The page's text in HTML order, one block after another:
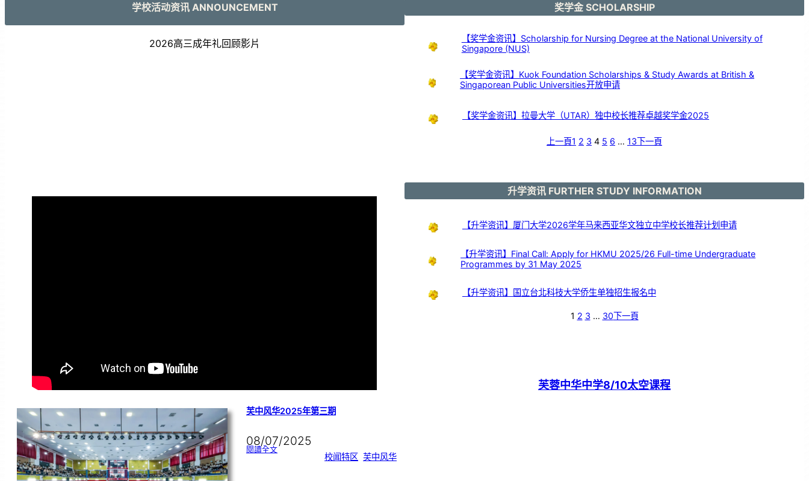
学校活动资讯 ANNOUNCEMENT
2026高三成年礼回顾影片
芙中风华2025年第三期
08/07/2025
閱讀全文:芙 校闻特区 芙中风华
奖学金 SCHOLARSHIP
【奖学金资讯】Scholarship for Nursing Degree at the National University of
Singapore (NUS)
【奖学金资讯】Kuok Foundation Scholarships & Study Awards at British &
Singaporean Public Universities开放申请
【奖学金资讯】拉曼大学（UTAR）独中校长推荐卓越奖学金2025
上一頁1 2 3 4 5 6 … 13下一頁
升学资讯 FURTHER STUDY INFORMATION
【升学资讯】厦门大学2026学年马来西亚华文独立中学校长推荐计划申请
【升学资讯】Final Call: Apply for HKMU 2025/26 Full-time Undergraduate
Programmes by 31 May 2025
【升学资讯】国立台北科技大学侨生单独招生报名中
1 2 3 … 30下一頁
芙蓉中华中学8/10太空课程